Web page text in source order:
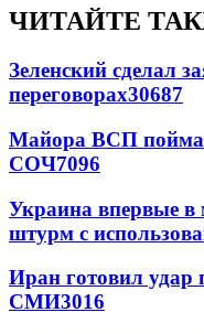
ЧИТАЙТЕ
Зеленский сделал
переговорах30687
Майора ВСП
СОЧ7096
Украина впервые
штурм с
Иран готовил удар
СМИ3016